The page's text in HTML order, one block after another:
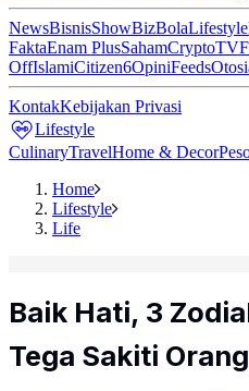
NewsBisnisShowBizBolaLifestyle
FaktaEnam PlusSahamCryptoTV
OffIslamiCitizen6OpiniFeeds
KontakKebijakan Privasi
Lifestyle
CulinaryTravelHome & Decor
Home
Lifestyle
Life
Baik Hati, 3
Tega Sakiti